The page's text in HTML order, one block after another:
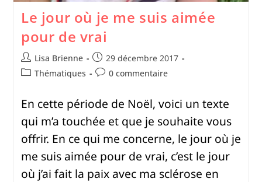
Le jour où je me suis aimée
pour de vrai
Lisa Brienne
29 décembre 2017
Thématiques
0 commentaire
En cette période de Noël, voici un texte
qui m’a touchée et que je souhaite vous
offrir. En ce qui me concerne, le jour où je
me suis aimée pour de vrai, c’est le jour
où j’ai fait la paix avec ma sclérose en